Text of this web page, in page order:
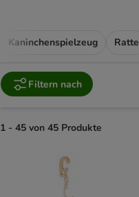
Kaninchenspielzeug Ratte
Filtern nach
1 - 45 von 45 Produkte